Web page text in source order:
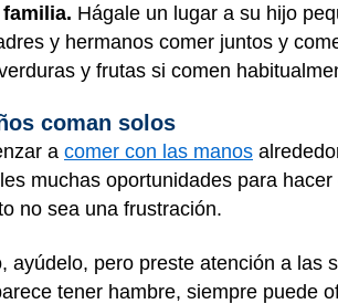
Hágale un lugar a su hijo
y hermanos comer juntos y
y frutas si comen
coman solos
a comer con las manos
muchas oportunidades para
no sea una frustración.
ayúdelo, pero preste atención a
tener hambre, siempre puede